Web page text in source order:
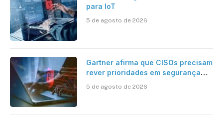
para IoT
5 de agosto de 2026
Gartner afirma que CISOs precisam
rever prioridades em segurança
desafios impostos pela Inteligência
5 de agosto de 2026